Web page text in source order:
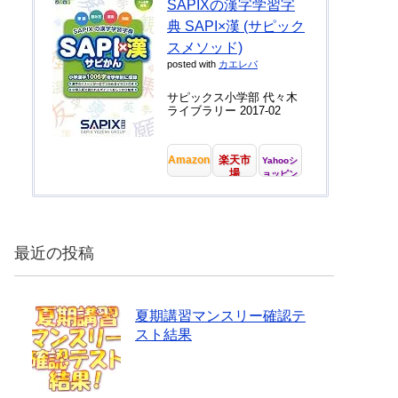
SAPIXの漢字学習字
典 SAPI×漢 (サピック
スメソッド)
posted with カエレバ
サピックス小学部 代々木
ライブラリー 2017-02
Amazon
楽天市
場
Yahooシ
ョッピン
最近の投稿
夏期講習マンスリー確認テ
スト結果